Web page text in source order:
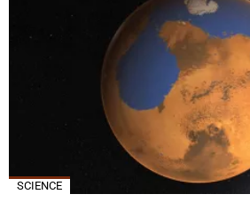
SCIENCE